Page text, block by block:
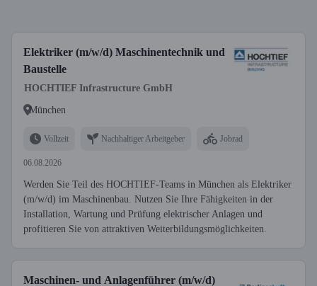
Elektriker (m/w/d) Maschinentechnik und
Baustelle
HOCHTIEF Infrastructure GmbH
München
Vollzeit Nachhaltiger Arbeitgeber Jobrad
06.08.2026
Werden Sie Teil des HOCHTIEF-Teams in München als Elektriker
(m/w/d) im Maschinenbau. Nutzen Sie Ihre Fähigkeiten in der
Installation, Wartung und Prüfung elektrischer Anlagen und
profitieren Sie von attraktiven Weiterbildungsmöglichkeiten.
Maschinen- und Anlagenführer (m/w/d)